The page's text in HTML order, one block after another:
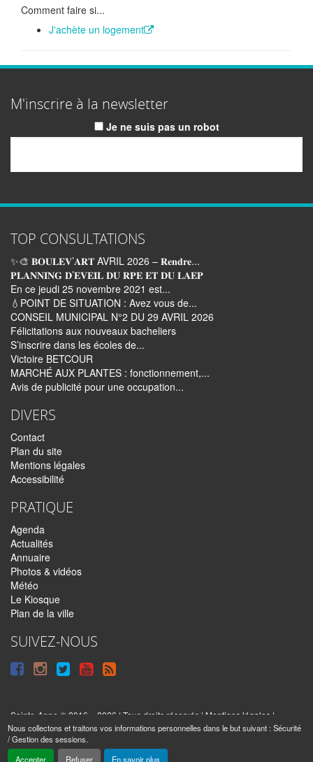
Nous collectons et traitons vos informations personnelles dans le but suivant :Sécurité
/ Gestion des sessions.
Accepter
Refuser En savoir plus
Comment faire si...
J'achète un logement
M'inscrire à la newsletter
Je ne suis pas un robot
TOP CONSULTATIONS
✨🎨 𝐁𝐎𝐔𝐋𝐄𝐕’𝐀𝐑𝐓 AVRIL 2026 – 𝐑𝐞𝐧𝐝𝐫𝐞...
𝐏𝐋𝐀𝐍𝐍𝐈𝐍𝐆 𝐃’𝐄𝐕𝐄𝐈𝐋 𝐃𝐔 𝐑𝐏𝐄 𝐄𝐓 𝐃𝐔 𝐋𝐀𝐄𝐏
En ce jeudi 25 novembre 2021 est...
💧POINT DE SITUATION : Avez vous de...
CONSEIL MUNICIPAL N°2 DU 29 AVRIL 2026
Félicitations aux nouveaux bacheliers
S’inscrire dans les écoles de...
Victoire BETCOUR
MARCHÉ AUX PLANTES : fonctionnement,...
Avis de publicité pour une occupation...
DIVERS
Contact
Plan du site
Mentions légales
Accessibilité
PRATIQUE
Agenda
Actualités
Annuaire
Photos & vidéos
Météo
Le Kiosque
Plan de la ville
SUIVEZ-NOUS
Suivre
Facebook
Suivre
Instagram
Suivre
Twitter
Syndiquer
le
site
Sainte-Anne © 2016 – 2026 | Tous droits réservés | Mentions légales |
Réalisé parIPEOS I-Solutions|
les